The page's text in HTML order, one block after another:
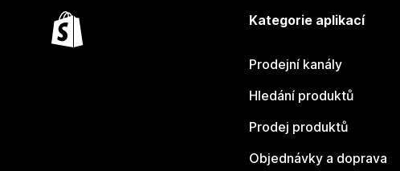
Kategorie aplikací
Prodejní kanály
Hledání produktů
Prodej produktů
Objednávky a doprava